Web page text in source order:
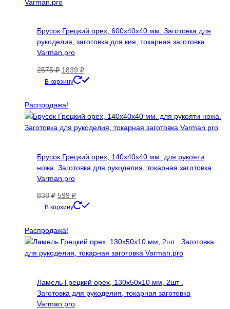
Брусок Грецкий орех, 600х40х40 мм. Заготовка для
рукоделия, заготовка для кия, токарная заготовка
Varman.pro
2575₽ Первоначальная
цена
2575 ₽.
1839 ₽Текущая
цена:
В корзину
Распродажа!
Брусок Грецкий орех, 140х40х40 мм. для рукояти
ножа. Заготовка для рукоделия, токарная заготовка
Varman.pro
838₽ Первоначальная
цена
838 ₽.
599 ₽Текущая
цена:
В корзину
Распродажа!
Ламель Грецкий орех, 130х50х10 мм, 2шт .
Заготовка для рукоделия, токарная заготовка
Varman.pro